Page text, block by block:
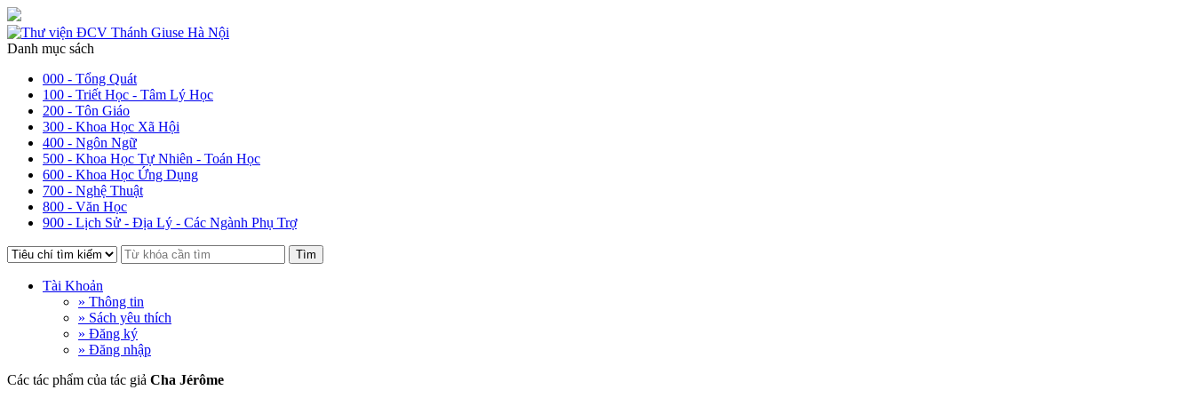
Danh mục sách
000 - Tổng Quát
100 - Triết Học - Tâm Lý Học
200 - Tôn Giáo
300 - Khoa Học Xã Hội
400 - Ngôn Ngữ
500 - Khoa Học Tự Nhiên - Toán Học
600 - Khoa Học Ứng Dụng
700 - Nghệ Thuật
800 - Văn Học
900 - Lịch Sử - Địa Lý - Các Ngành Phụ Trợ
Tìm
Tài Khoản
» Thông tin
» Sách yêu thích
» Đăng ký
» Đăng nhập
Các tác phẩm của tác giả Cha Jérôme